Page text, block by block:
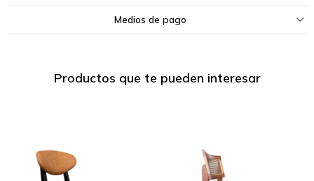
Medios de pago
Productos que te pueden interesar